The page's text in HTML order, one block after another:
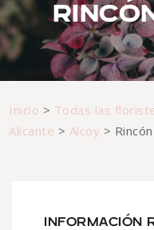
Inicio > Todas las
Alicante > Alcoy >
INFORMACIÓN